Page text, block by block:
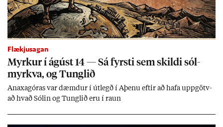
Flækjusagan
Myrk­ur í ág­úst 14 — Sá fyrsti sem skildi sól­
myrkva, og Tungl­ið
An­axagór­as var dæmd­ur í út­legð í Aþenu eft­ir að hafa upp­götv­
að hvað Sól­in og Tungl­ið eru í raun